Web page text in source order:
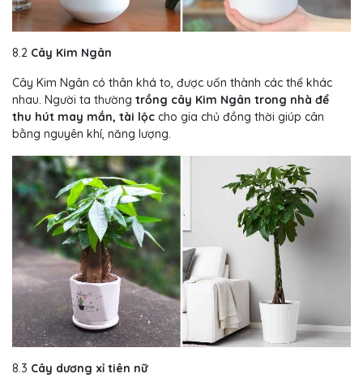
8.2 Cây Kim Ngân
Cây Kim Ngân có thân khá to, được uốn thành các thể khác
nhau. Người ta thường trồng cây Kim Ngân trong nhà để
thu hút may mắn, tài lộc cho gia chủ đồng thời giúp cân
bằng nguyên khí, năng lượng.
8.3 Cây dương xỉ tiên nữ